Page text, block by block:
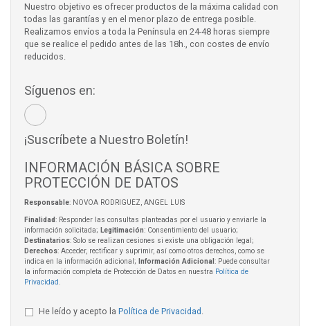
Nuestro objetivo es ofrecer productos de la máxima calidad con
todas las garantías y en el menor plazo de entrega posible.
Realizamos envíos a toda la Península en 24-48 horas siempre
que se realice el pedido antes de las 18h., con costes de envío
reducidos.
Síguenos en:
¡Suscríbete a Nuestro Boletín!
INFORMACIÓN BÁSICA SOBRE
PROTECCIÓN DE DATOS
Responsable: NOVOA RODRIGUEZ, ANGEL LUIS
Finalidad: Responder las consultas planteadas por el usuario y enviarle la
información solicitada; Legitimación: Consentimiento del usuario;
Destinatarios: Solo se realizan cesiones si existe una obligación legal;
Derechos: Acceder, rectificar y suprimir, así como otros derechos, como se
indica en la información adicional;
Información Adicional : Puede consultar
la información completa de Protección de Datos en nuestra Política de
Privacidad
He leído y acepto la Política de Privacidad